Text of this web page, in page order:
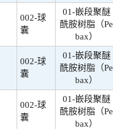
002-球
囊
01-嵌段聚醚
酰胺树脂（Pe
bax）
002-球
囊
01-嵌段聚醚
酰胺树脂（Pe
bax）
002-球
囊
01-嵌段聚醚
酰胺树脂（Pe
bax）